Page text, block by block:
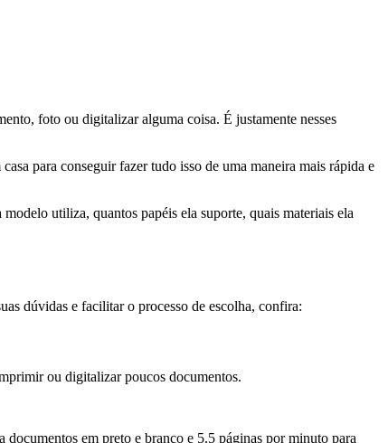
foto ou digitalizar alguma coisa. É justamente nesses
casa para conseguir fazer tudo isso de uma maneira mais rápida e
utiliza, quantos papéis ela suporte, quais materiais ela
dúvidas e facilitar o processo de escolha, confira:
ou digitalizar poucos documentos.
em preto e branco e 5.5 páginas por minuto para